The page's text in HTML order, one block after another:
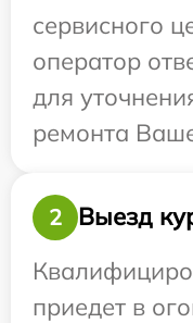
сервисного
оператор
для
ремонта
2
Выезд
приедет в